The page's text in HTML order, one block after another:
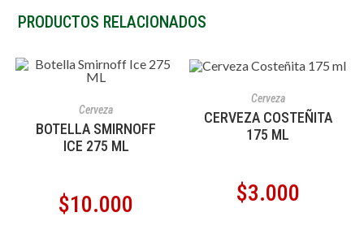
PRODUCTOS RELACIONADOS
Cerveza
BOTELLA SMIRNOFF
ICE 275 ML
$10.000
Cerveza
CERVEZA COSTEÑITA
175 ML
$3.000